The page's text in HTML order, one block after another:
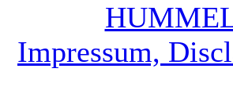
Impressum,